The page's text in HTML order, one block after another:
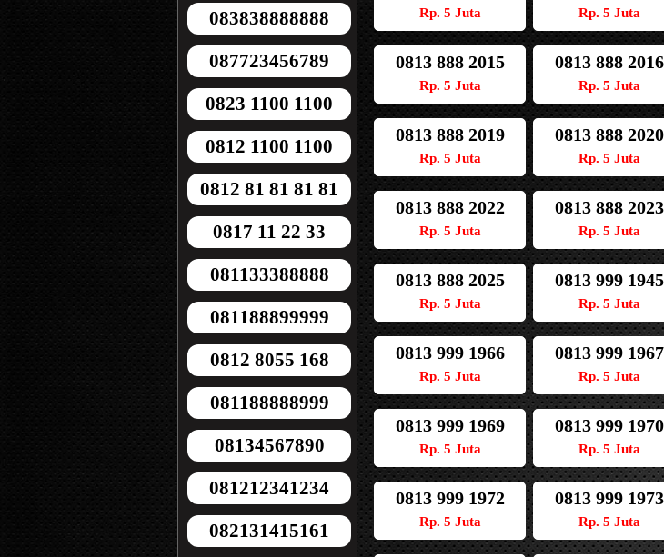
083838888888
087723456789
0823 1100 1100
0812 1100 1100
0812 81 81 81 81
0817 11 22 33
081133388888
081188899999
0812 8055 168
081188888999
08134567890
081212341234
082131415161
Rp. 5 Juta Rp. 5 Juta
0813 888 2015
Rp. 5 Juta
0813 888 2016
Rp. 5 Juta
0813 888 2019
Rp. 5 Juta
0813 888 2020
Rp. 5 Juta
0813 888 2022
Rp. 5 Juta
0813 888 2023
Rp. 5 Juta
0813 888 2025
Rp. 5 Juta
0813 999 1945
Rp. 5 Juta
0813 999 1966
Rp. 5 Juta
0813 999 1967
Rp. 5 Juta
0813 999 1969
Rp. 5 Juta
0813 999 1970
Rp. 5 Juta
0813 999 1972
Rp. 5 Juta
0813 999 1973
Rp. 5 Juta